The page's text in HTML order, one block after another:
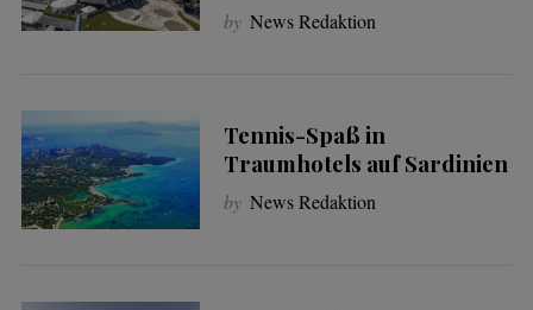
by News Redaktion
Tennis-Spaß in
Traumhotels auf Sardinien
by News Redaktion